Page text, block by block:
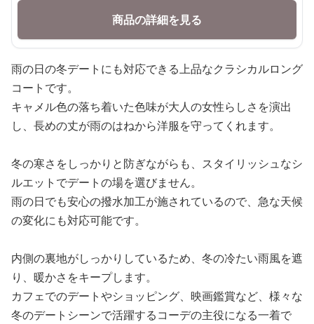
商品の詳細を見る
雨の日の冬デートにも対応できる上品なクラシカルロング
コートです。
キャメル色の落ち着いた色味が大人の女性らしさを演出
し、長めの丈が雨のはねから洋服を守ってくれます。
冬の寒さをしっかりと防ぎながらも、スタイリッシュなシ
ルエットでデートの場を選びません。
雨の日でも安心の撥水加工が施されているので、急な天候
の変化にも対応可能です。
内側の裏地がしっかりしているため、冬の冷たい雨風を遮
り、暖かさをキープします。
カフェでのデートやショッピング、映画鑑賞など、様々な
冬のデートシーンで活躍するコーデの主役になる一着で